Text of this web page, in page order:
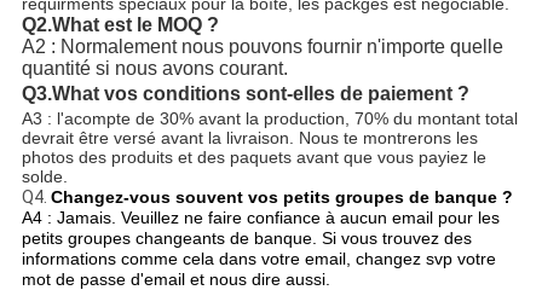
Q2.What est le MOQ ?
A2 : Normalement nous pouvons fournir n'importe quelle
quantité si nous avons courant.
Q3.What vos conditions sont-elles de paiement ?
A3 : l'acompte de 30% avant la production, 70% du montant total
devrait être versé avant la livraison. Nous te montrerons les
photos des produits et des paquets avant que vous payiez le
solde.
Q4. Changez-vous souvent vos petits groupes de banque ?
A4 : Jamais. Veuillez ne faire confiance à aucun email pour les
petits groupes changeants de banque. Si vous trouvez des
informations comme cela dans votre email, changez svp votre
mot de passe d'email et nous dire aussi.